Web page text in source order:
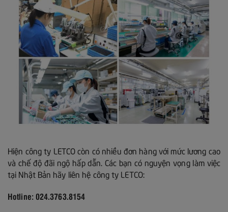
Hiện công ty LETCO còn có nhiều đơn hàng với mức lương cao
và chế độ đãi ngộ hấp dẫn. Các bạn có nguyện vọng làm việc
tại Nhật Bản hãy liên hệ công ty LETCO:
Hotline: 024.3763.8154